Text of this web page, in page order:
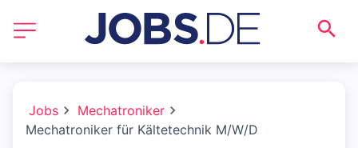
Jobs
Mechatroniker
Mechatroniker für Kältetechnik M/W/D